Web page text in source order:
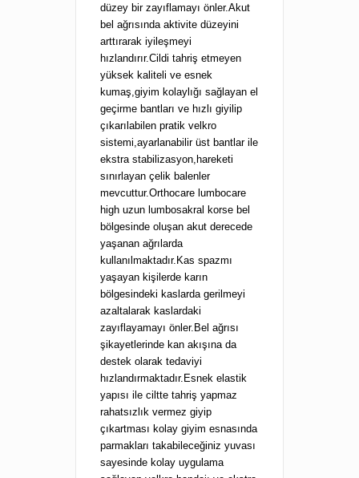
düzey bir zayıflamayı önler.Akut
bel ağrısında aktivite düzeyini
arttırarak iyileşmeyi
hızlandırır.Cildi tahriş etmeyen
yüksek kaliteli ve esnek
kumaş,giyim kolaylığı sağlayan el
geçirme bantları ve hızlı giyilip
çıkarılabilen pratik velkro
sistemi,ayarlanabilir üst bantlar ile
ekstra stabilizasyon,hareketi
sınırlayan çelik balenler
mevcuttur.Orthocare lumbocare
high uzun lumbosakral korse bel
bölgesinde oluşan akut derecede
yaşanan ağrılarda
kullanılmaktadır.Kas spazmı
yaşayan kişilerde karın
bölgesindeki kaslarda gerilmeyi
azaltalarak kaslardaki
zayıflayamayı önler.Bel ağrısı
şikayetlerinde kan akışına da
destek olarak tedaviyi
hızlandırmaktadır.Esnek elastik
yapısı ile ciltte tahriş yapmaz
rahatsızlık vermez giyip
çıkartması kolay giyim esnasında
parmakları takabileceğiniz yuvası
sayesinde kolay uygulama